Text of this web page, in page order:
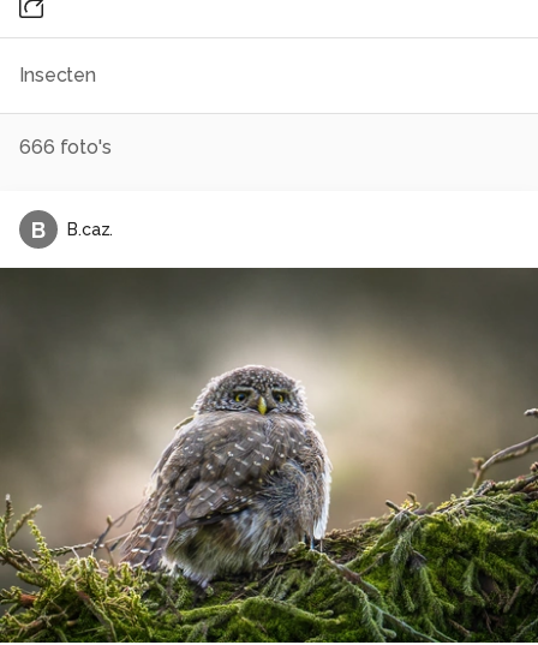
Insecten
666 foto's
B B.caz.